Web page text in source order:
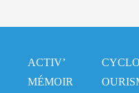
ACTIV’
MÉMOIR